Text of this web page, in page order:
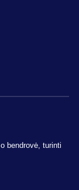
bendrovė, turinti